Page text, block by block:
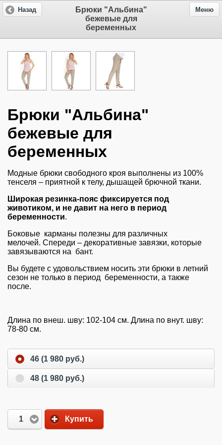
Брюки "Альбина"
бежевые для
беременных
Назад Меню
Брюки "Альбина"
бежевые для
беременных
Модные брюки свободного кроя выполнены из 100%
тенселя – приятной к телу, дышащей брючной ткани.
Широкая резинка-пояс фиксируется под
животиком, и не давит на него в период
беременности.
Боковые карманы полезны для различных
мелочей. Спереди – декоративные завязки, которые
завязываются на бант.
Вы будете с удовольствием носить эти брюки в летний
сезон не только в период беременности, а также
после.
Длина по внеш. шву: 102-104 см. Длина по внут. шву:
78-80 см.
46 (1 980 руб.)
48 (1 980 руб.)
1 Купить